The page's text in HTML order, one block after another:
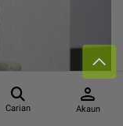
Carian
person
Akaun